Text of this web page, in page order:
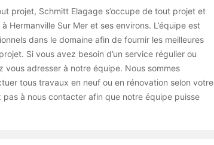
projet, Schmitt Elagage s’occupe de tout projet et
Hermanville Sur Mer et ses environs. L’équipe est
dans le domaine afin de fournir les meilleures
Si vous avez besoin d’un service régulier ou
vous adresser à notre équipe. Nous sommes
tous travaux en neuf ou en rénovation selon votre
pas à nous contacter afin que notre équipe puisse